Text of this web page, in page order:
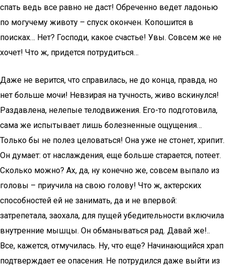
спать ведь все равно не даст! Обреченно ведет ладонью
по могучему животу – спуск окончен. Копошится в
поисках… Нет? Господи, какое счастье! Увы. Совсем же не
хочет! Что ж, придется потрудиться…
Даже не верится, что справилась, не до конца, правда, но
нет больше мочи! Невзирая на тучность, живо вскинулся!
Раздавлена, нелепые телодвижения. Его-то подготовила,
сама же испытывает лишь болезненные ощущения…
Только бы не полез целоваться! Она уже не стонет, хрипит.
Он думает: от наслаждения, еще больше старается, потеет.
Сколько можно? Ах, да, ну конечно же, совсем выпало из
головы – приучила на свою голову! Что ж, актерских
способностей ей не занимать, да и не впервой:
затрепетала, заохала, для пущей убедительности включила
внутренние мышцы. Он обманываться рад. Давай же!..
Все, кажется, отмучилась. Ну, что еще? Начинающийся храп
подтверждает ее опасения. Не потрудился даже выйти из